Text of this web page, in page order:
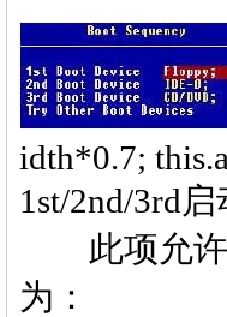
idth*0.7;
1st/2nd/3rd
此项允许
为：